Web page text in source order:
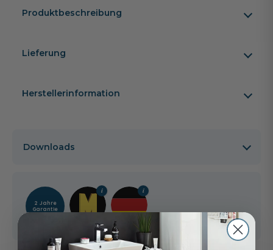
Produktbeschreibung
Lieferung
Herstellerinformation
Downloads
2 Jahre
Garantie